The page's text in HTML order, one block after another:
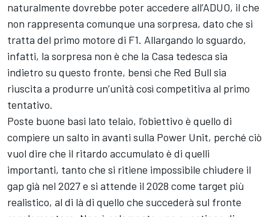
naturalmente dovrebbe poter accedere all’ADUO, il che
non rappresenta comunque una sorpresa, dato che si
tratta del primo motore di F1. Allargando lo sguardo,
infatti, la sorpresa non è che la Casa tedesca sia
indietro su questo fronte, bensì che Red Bull sia
riuscita a produrre un’unità così competitiva al primo
tentativo.
Poste buone basi lato telaio, l’obiettivo è quello di
compiere un salto in avanti sulla Power Unit, perché ciò
vuol dire che il ritardo accumulato è di quelli
importanti, tanto che si ritiene impossibile chiudere il
gap già nel 2027 e si attende il 2028 come target più
realistico, al di là di quello che succederà sul fronte